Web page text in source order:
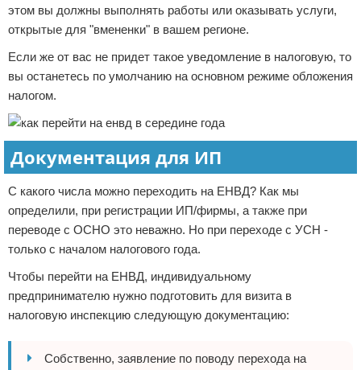
этом вы должны выполнять работы или оказывать услуги,
открытые для "вмененки" в вашем регионе.
Если же от вас не придет такое уведомление в налоговую, то
вы останетесь по умолчанию на основном режиме обложения
налогом.
Документация для ИП
С какого числа можно переходить на ЕНВД? Как мы
определили, при регистрации ИП/фирмы, а также при
переводе с ОСНО это неважно. Но при переходе с УСН -
только с началом налогового года.
Чтобы перейти на ЕНВД, индивидуальному
предпринимателю нужно подготовить для визита в
налоговую инспекцию следующую документацию:
Собственно, заявление по поводу перехода на